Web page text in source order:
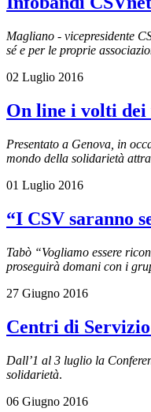
Magliano - vicepresidente
sé e per le proprie
02 Luglio 2016
On line i volti
Presentato a Genova, in
mondo della solidarietà
01 Luglio 2016
“I CSV saranno
Tabò “Vogliamo essere
proseguirà domani con i
27 Giugno 2016
Centri di
Dall’1 al 3 luglio la
solidarietà.
06 Giugno 2016